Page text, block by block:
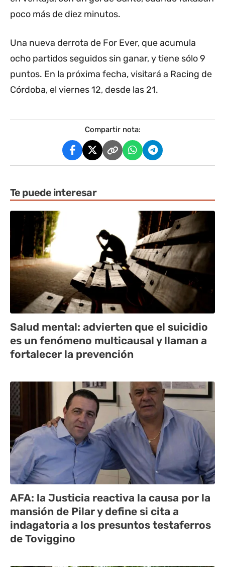
poco más de diez minutos.
Una nueva derrota de For Ever, que acumula
ocho partidos seguidos sin ganar, y tiene sólo 9
puntos. En la próxima fecha, visitará a Racing de
Córdoba, el viernes 12, desde las 21.
Compartir nota:
Te puede interesar
Salud mental: advierten que el suicidio
es un fenómeno multicausal y llaman a
fortalecer la prevención
AFA: la Justicia reactiva la causa por la
mansión de Pilar y define si cita a
indagatoria a los presuntos testaferros
de Toviggino